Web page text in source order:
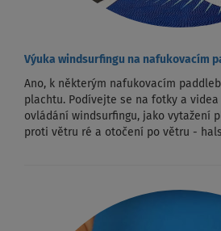
Výuka windsurfingu na nafukovacím
Ano, k některým nafukovacím
plachtu. Podívejte se na fotky a
ovládání windsurfingu, jako vytažení
proti větru ré a otočení po větru -